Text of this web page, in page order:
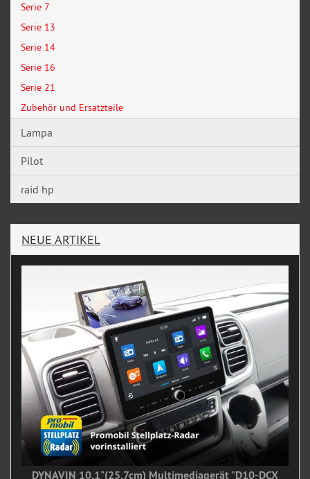
Serie 7
Serie 13
Serie 14
Serie 16
Serie 21
Zubehör und Ersatzteile
Lampa
Pilot
raid hp
NEUE ARTIKEL
DYNAVIN 10,1"(25,7cm) Multimediagerät "D10-DCX